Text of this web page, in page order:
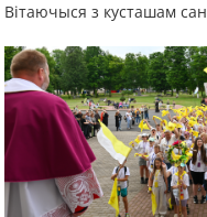
Вітаючыся з кусташам